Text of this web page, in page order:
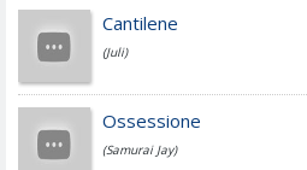
Achille Lauro
Cesare Cremonini
Cantilene
(Juli)
Ossessione
(Samurai Jay)